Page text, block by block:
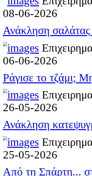
Eτικέτες :
05-08-